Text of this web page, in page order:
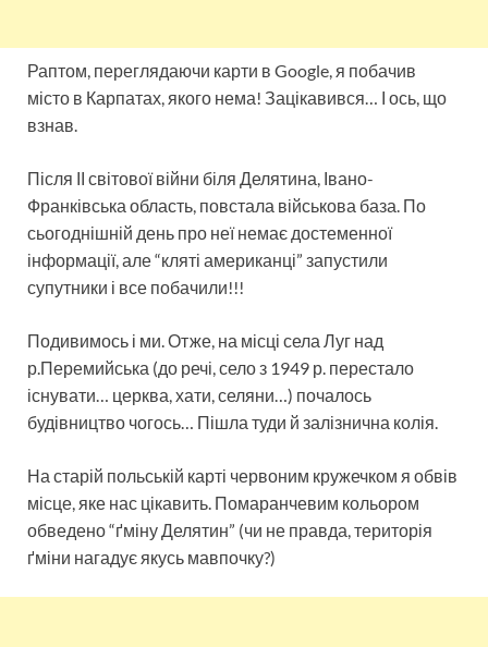
Раптом, переглядаючи карти в Google, я побачив
місто в Карпатах, якого нема! Зацікавився… І ось, що
взнав.
Після ІІ світової війни біля Делятина, Івано-
Франківська область, повстала військова база. По
сьогоднішній день про неї немає достеменної
інформації, але “кляті американці” запустили
супутники і все побачили!!!
Подивимось і ми. Отже, на місці села Луг над
р.Перемийська (до речі, село з 1949 р. перестало
існувати… церква, хати, селяни…) почалось
будівництво чогось… Пішла туди й залізнична колія.
На старій польській карті червоним кружечком я обвів
місце, яке нас цікавить. Помаранчевим кольором
обведено “ґміну Делятин” (чи не правда, територія
ґміни нагадує якусь мавпочку?)